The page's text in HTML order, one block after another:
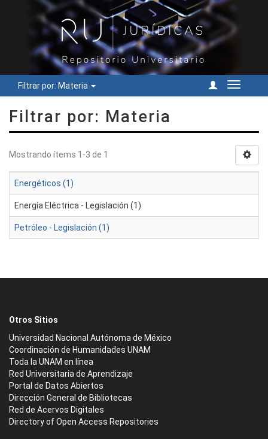
Filtrar por: Materia
Cambiar
Filtrar por: Materia
Mostrando ítems 1-3 de 1
Energéticos (1)
Energía Eléctrica - Legislación (1)
Petróleo - Legislación (1)
Otros Sitios
Universidad Nacional Autónoma de México
Coordinación de Humanidades UNAM
Toda la UNAM en línea
Red Universitaria de Aprendizaje
Portal de Datos Abiertos
Dirección General de Bibliotecas
Red de Acervos Digitales
Directory of Open Access Repositories